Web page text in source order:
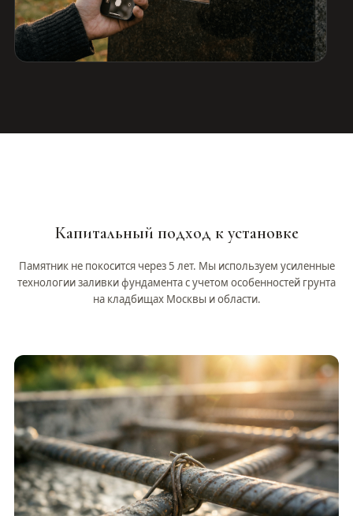
Капитальный подход к установке
Памятник не покосится через 5 лет. Мы используем усиленные
технологии заливки фундамента с учетом особенностей грунта
на кладбищах Москвы и области.